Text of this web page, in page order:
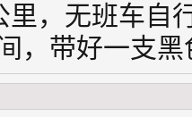
里，无班车自
，带好一支黑